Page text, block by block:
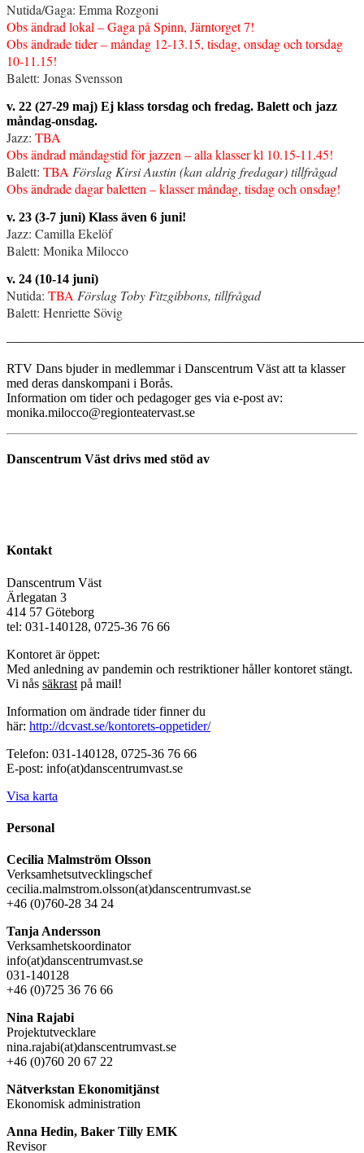
Nutida/Gaga: Emma Rozgoni
Obs ändrad lokal – Gaga på Spinn, Järntorget 7!
Obs ändrade tider – måndag 12-13.15, tisdag, onsdag och torsdag
10-11.15!
Balett: Jonas Svensson
v. 22 (27-29 maj) Ej klass torsdag och fredag. Balett och jazz
måndag-onsdag.
Jazz: TBA
Obs ändrad måndagstid för jazzen – alla klasser kl 10.15-11.45!
Balett: TBA Förslag Kirsi Austin (kan aldrig fredagar) tillfrågad
Obs ändrade dagar baletten – klasser måndag, tisdag och onsdag!
v. 23 (3-7 juni) Klass även 6 juni!
Jazz: Camilla Ekelöf
Balett: Monika Milocco
v. 24 (10-14 juni)
Nutida: TBA Förslag Toby Fitzgibbons, tillfrågad
Balett: Henriette Sövig
RTV Dans bjuder in medlemmar i Danscentrum Väst att ta klasser
med deras danskompani i Borås.
Information om tider och pedagoger ges via e-post av:
monika.milocco@regionteatervast.se
Danscentrum Väst drivs med stöd av
Kontakt
Danscentrum Väst
Ärlegatan 3
414 57 Göteborg
tel: 031-140128, 0725-36 76 66
Kontoret är öppet:
Med anledning av pandemin och restriktioner håller kontoret stängt.
Vi nås säkrast på mail!
Information om ändrade tider finner du
här: http://dcvast.se/kontorets-oppetider/
Telefon: 031-140128, 0725-36 76 66
E-post: info(at)danscentrumvast.se
Visa karta
Personal
Cecilia Malmström Olsson
Verksamhetsutvecklingschef
cecilia.malmstrom.olsson(at)danscentrumvast.se
+46 (0)760-28 34 24
Tanja Andersson
Verksamhetskoordinator
info(at)danscentrumvast.se
031-140128
+46 (0)725 36 76 66
Nina Rajabi
Projektutvecklare
nina.rajabi(at)danscentrumvast.se
+46 (0)760 20 67 22
Nätverkstan Ekonomitjänst
Ekonomisk administration
Anna Hedin, Baker Tilly EMK
Revisor